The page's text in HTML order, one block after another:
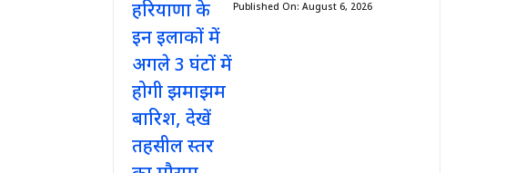
Published On: August 6, 2026